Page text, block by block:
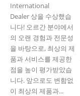
International
Dealer 상을 수상했습
니다! 오르간 분야에서
의 오랜 경험과 전문성
을 바탕으로, 최상의 제
품과 서비스를 제공한
점을 높이 평가받았습
니다. 앞으로도 변함없
이 최상의 제품과...